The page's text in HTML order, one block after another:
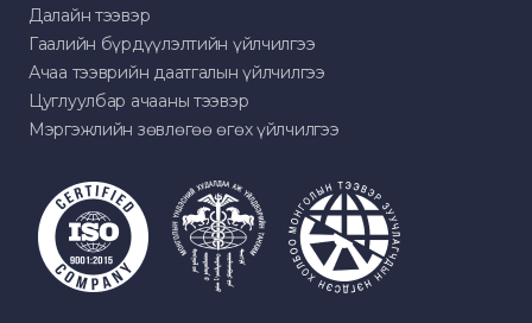
Далайн тээвэр
Гаалийн бүрдүүлэлтийн үйлчилгээ
Ачаа тээврийн даатгалын үйлчилгээ
Цуглуулбар ачааны тээвэр
Мэргэжлийн зөвлөгөө өгөх үйлчилгээ